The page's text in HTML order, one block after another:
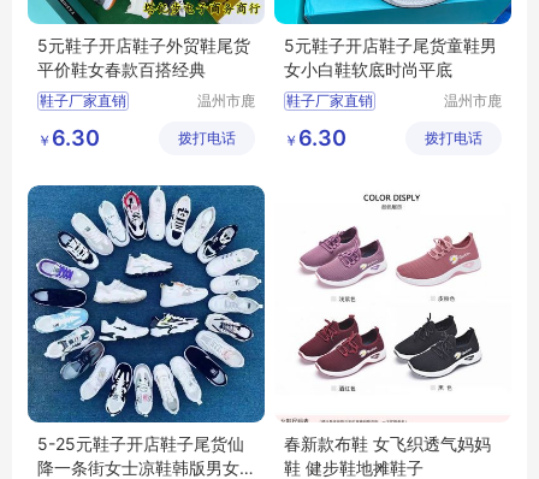
5元鞋子开店鞋子外贸鞋尾货
平价鞋女春款百搭经典
鞋子厂家直销
地摊鞋子批发
底价鞋批发
温州市鹿
步鞋行
￥ 6.30 拨打电话
5元鞋子开店鞋子尾货童鞋男
女小白鞋软底时尚平底
鞋子厂家直销
地摊鞋子批发
温州市鹿
步鞋行
￥ 6.30 拨打电话
5-25元鞋子开店鞋子尾货仙
降一条街女士凉鞋韩版男女
春新款布鞋 女飞织透气妈妈
鞋 健步鞋地摊鞋子